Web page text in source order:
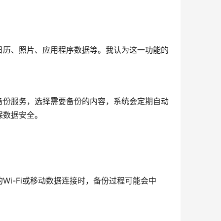
、照片、应用程序数据等。我认为这一功能的
服务，选择需要备份的内容，系统会定期自动
据安全。
Fi或移动数据连接时，备份过程可能会中